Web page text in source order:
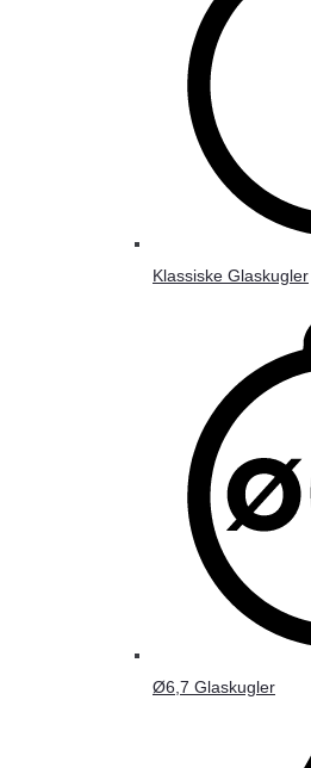
Klassiske Glaskugler
Ø6,7 Glaskugler